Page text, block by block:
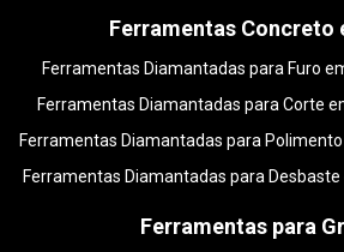
Ferramentas Concreto
Ferramentas Diamantadas para Furo
Ferramentas Diamantadas para Corte
Ferramentas Diamantadas para
Ferramentas Diamantadas para
Ferramentas para